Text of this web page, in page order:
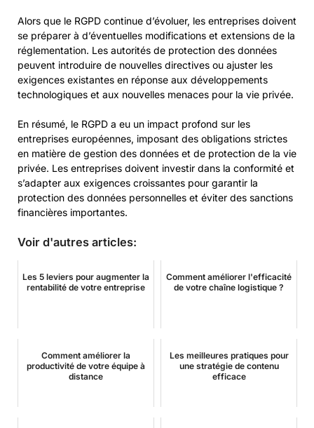
Alors que le RGPD continue d’évoluer, les entreprises doivent
se préparer à d’éventuelles modifications et extensions de la
réglementation. Les autorités de protection des données
peuvent introduire de nouvelles directives ou ajuster les
exigences existantes en réponse aux développements
technologiques et aux nouvelles menaces pour la vie privée.
En résumé, le RGPD a eu un impact profond sur les
entreprises européennes, imposant des obligations strictes
en matière de gestion des données et de protection de la vie
privée. Les entreprises doivent investir dans la conformité et
s’adapter aux exigences croissantes pour garantir la
protection des données personnelles et éviter des sanctions
financières importantes.
Voir d'autres articles:
Les 5 leviers pour augmenter la
rentabilité de votre entreprise
Comment améliorer l'efficacité
de votre chaîne logistique ?
Comment améliorer la
productivité de votre équipe à
distance
Les meilleures pratiques pour
une stratégie de contenu
efficace